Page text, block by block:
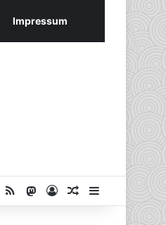
Impressum
RSS Mastodon
AnmeldenZufälliger